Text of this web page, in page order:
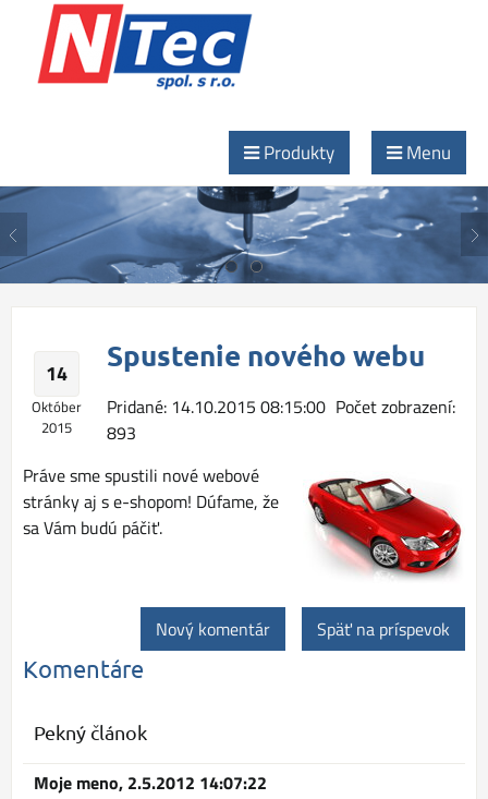
Produkty Menu
NTec - špecialista na rezanie vodným lúčom
Ľubovoľný materiál, lubovoľný tvar...
NTec - špecialista na rezanie vodným lúčom
14
Október
2015
Spustenie nového webu
Pridané: 14.10.2015 08:15:00 Počet zobrazení:
893
Práve sme spustili nové webové
stránky aj s e-shopom! Dúfame, že
sa Vám budú páčiť.
Späť na príspevok
Nový komentár
Komentáre
Pekný článok
Moje meno, 2.5.2012 14:07:22